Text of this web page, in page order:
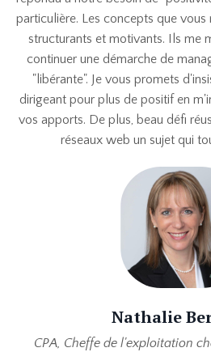
particulière. Les concepts que vous
structurants et motivants. Ils me
continuer une démarche de
"libérante". Je vous promets
dirigeant pour plus de positif en
vos apports. De plus, beau défi
réseaux web un sujet qui
Nathalie
CPA, Cheffe de l'exploitation